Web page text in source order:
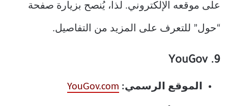
على موقعه الإلكتروني. لذا، يُنصح بزيارة صفحة
“حول” للتعرف على المزيد من التفاصيل.
9. YouGov
الموقع الرسمي: YouGov.com